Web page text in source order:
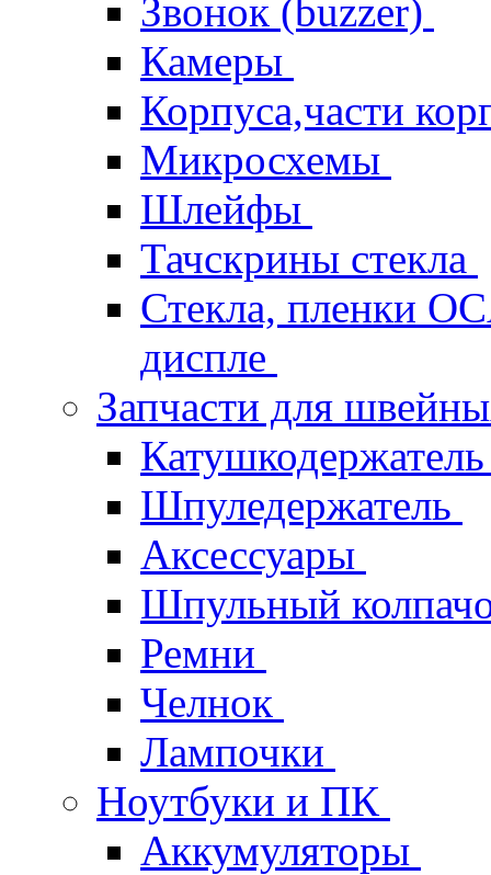
Звонок (buzzer)
Камеры
Корпуса,части
Микросхемы
Шлейфы
Тачскрины стекла
Стекла, пленки
диспле
Запчасти для
Шпуледержатель
Аксессуары
Шпульный
Ремни
Челнок
Лампочки
Ноутбуки и ПК
Аккумуляторы